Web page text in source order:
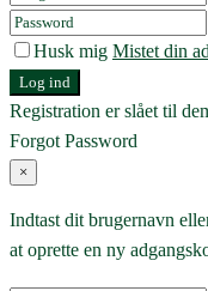
Husk mig Mistet din
Log ind
Registration er slået til
Forgot Password
×
Indtast dit brugernavn
at oprette en ny